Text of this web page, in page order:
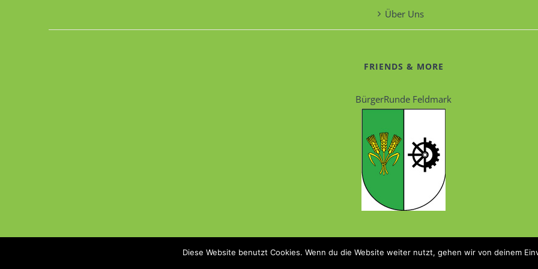
Über Uns
FRIENDS & MORE
BürgerRunde Feldmark
Diese Website benutzt Cookies. Wenn du die Website weiter nutzt, gehen wir von deinem